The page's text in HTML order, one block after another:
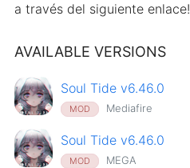
a través del siguiente enlace!
AVAILABLE VERSIONS
Soul Tide v6.46.0
MOD Mediafire
Soul Tide v6.46.0
MOD MEGA